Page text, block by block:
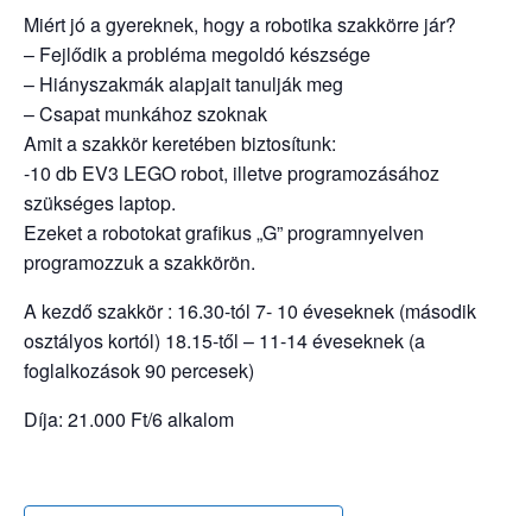
Miért jó a gyereknek, hogy a robotika szakkörre jár?
– Fejlődik a probléma megoldó készsége
– Hiányszakmák alapjait tanulják meg
– Csapat munkához szoknak
Amit a szakkör keretében biztosítunk:
-10 db EV3 LEGO robot, illetve programozásához
szükséges laptop.
Ezeket a robotokat grafikus „G” programnyelven
programozzuk a szakkörön.
A kezdő szakkör : 16.30-tól 7- 10 éveseknek (második
osztályos kortól) 18.15-től – 11-14 éveseknek (a
foglalkozások 90 percesek)
Díja: 21.000 Ft/6 alkalom